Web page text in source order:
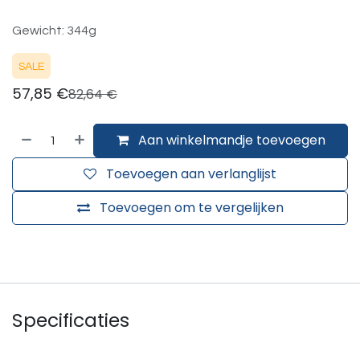
Gewicht: 344g
SALE
57,85 €82,64€
Aan winkelmandje toevoegen
Toevoegen om te vergelijken
Toevoegen aan verlanglijst
Specificaties